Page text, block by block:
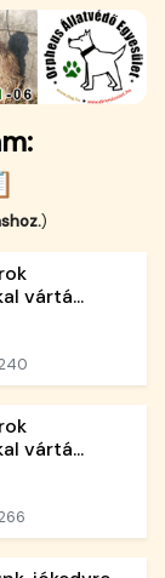
)
vártá...
vártá...